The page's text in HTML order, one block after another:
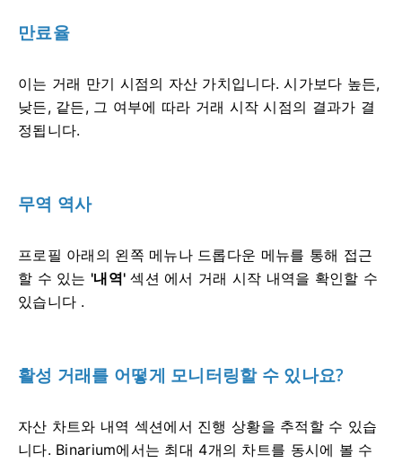
만료율
이는 거래 만기 시점의 자산 가치입니다. 시가보다 높든,
낮든, 같든, 그 여부에 따라 거래 시작 시점의 결과가 결
정됩니다.
무역 역사
프로필 아래의 왼쪽 메뉴나 드롭다운 메뉴를 통해 접근
할 수 있는 '내역' 섹션 에서 거래 시작 내역을 확인할 수
있습니다 .
활성 거래를 어떻게 모니터링할 수 있나요?
자산 차트와 내역 섹션에서 진행 상황을 추적할 수 있습
니다. Binarium에서는 최대 4개의 차트를 동시에 볼 수